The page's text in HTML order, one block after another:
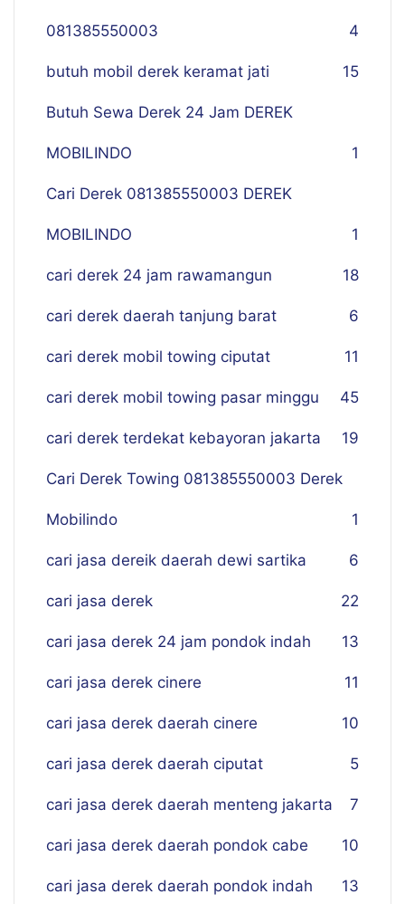
081385550003 4
butuh mobil derek keramat jati 15
Butuh Sewa Derek 24 Jam DEREK
MOBILINDO 1
Cari Derek 081385550003 DEREK
MOBILINDO 1
cari derek 24 jam rawamangun 18
cari derek daerah tanjung barat 6
cari derek mobil towing ciputat 11
cari derek mobil towing pasar minggu 45
cari derek terdekat kebayoran jakarta 19
Cari Derek Towing 081385550003 Derek
Mobilindo 1
cari jasa dereik daerah dewi sartika 6
cari jasa derek 22
cari jasa derek 24 jam pondok indah 13
cari jasa derek cinere 11
cari jasa derek daerah cinere 10
cari jasa derek daerah ciputat 5
cari jasa derek daerah menteng jakarta 7
cari jasa derek daerah pondok cabe 10
cari jasa derek daerah pondok indah 13